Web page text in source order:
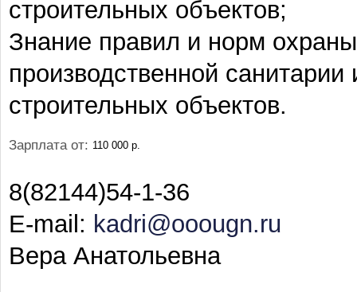
строительных объектов;
Знание правил и норм
производственной
строительных объектов.
Зарплата от: 110 000 р.
8(82144)54-1-36
E-mail: kadri@ooougn.ru
Вера Анатольевна